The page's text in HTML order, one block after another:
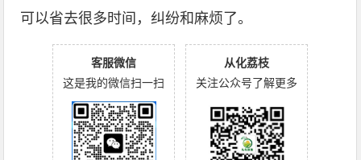
可以省去很多时间，纠纷和麻烦了。
客服微信
这是我的微信扫一扫
从化荔枝
关注公众号了解更多